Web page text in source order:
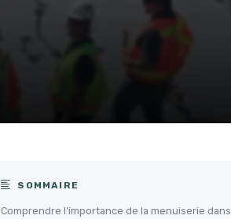
SOMMAIRE
Comprendre l’importance de la menuiserie dans